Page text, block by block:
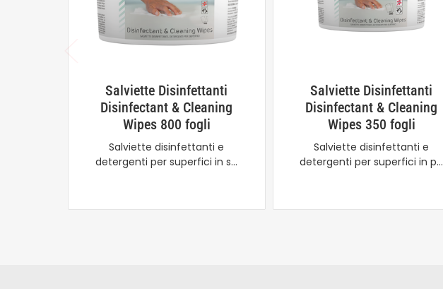
Salviette Disinfettanti
Disinfectant & Cleaning
Wipes 800 fogli
Salviette disinfettanti e
detergenti per superfici in s…
Salviette Disinfettanti
Disinfectant & Cleaning
Wipes 350 fogli
Salviette disinfettanti e
detergenti per superfici in p…